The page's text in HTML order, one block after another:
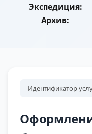
Экспедиция:
Архив:
Идентификатор